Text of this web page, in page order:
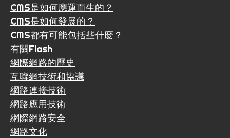
CMS是如何應運而生的？
CMS是如何發展的？
CMS都有可能包括些什麼？
有關Flash
網際網路的歷史
互聯網技術和協議
網路連接技術
網路應用技術
網際網路安全
網路文化